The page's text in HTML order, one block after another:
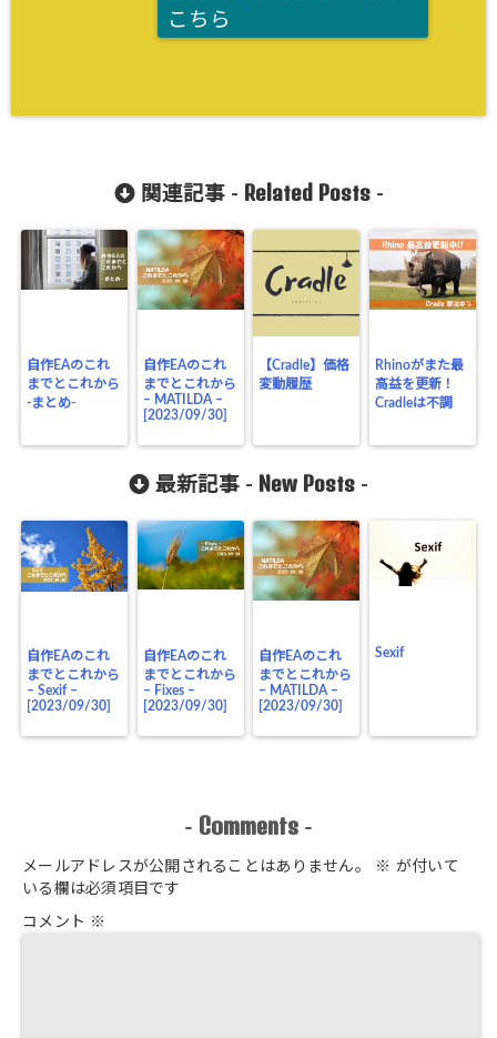
こちら
関連記事 - Related Posts-
自作EAのこれ
までとこれから
-まとめ-
自作EAのこれ
までとこれから
– MATILDA –
[2023/09/30]
【Cradle】価格
変動履歴
Rhinoがまた最
高益を更新！
Cradleは不調
最新記事 - New Posts -
自作EAのこれ
までとこれから
– Sexif –
[2023/09/30]
自作EAのこれ
までとこれから
– Fixes –
[2023/09/30]
自作EAのこれ
までとこれから
– MATILDA –
[2023/09/30]
Sexif
- Comments -
メールアドレスが公開されることはありません。 ※ が付いて
いる欄は必須項目です
コメント ※